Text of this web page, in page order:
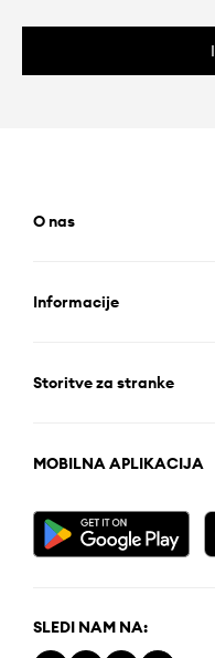
O nas
Informacije
Storitve za stranke
MOBILNA APLIKACIJA
SLEDI NAM NA: